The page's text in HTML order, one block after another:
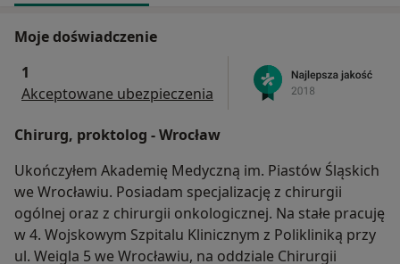
Moje doświadczenie
1
Akceptowane ubezpieczenia
Chirurg, proktolog - Wrocław
Ukończyłem Akademię Medyczną im. Piastów Śląskich
we Wrocławiu. Posiadam specjalizację z chirurgii
ogólnej oraz z chirurgii onkologicznej. Na stałe pracuję
w 4. Wojskowym Szpitalu Klinicznym z Polikliniką przy
ul. Weigla 5 we Wrocławiu, na oddziale Chirurgii